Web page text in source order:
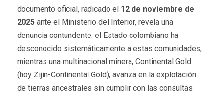
documento oficial, radicado el 12 de noviembre de
2025 ante el Ministerio del Interior, revela una
denuncia contundente: el Estado colombiano ha
desconocido sistemáticamente a estas comunidades,
mientras una multinacional minera, Continental Gold
(hoy Zijin-Continental Gold), avanza en la explotación
de tierras ancestrales sin cumplir con las consultas